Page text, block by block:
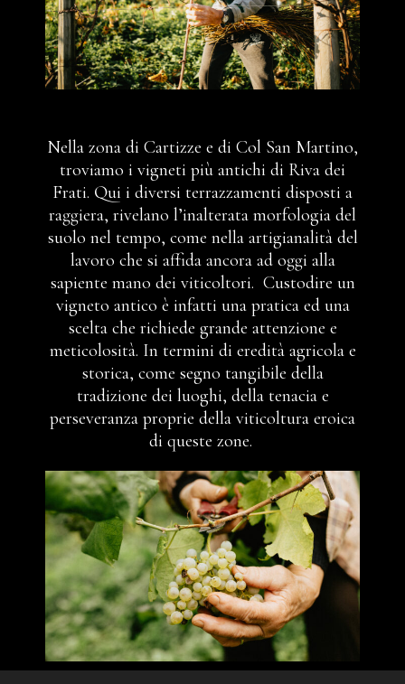
Nella zona di Cartizze e di Col San Martino,
troviamo i vigneti più antichi di Riva dei
Frati. Qui i diversi terrazzamenti disposti a
raggiera, rivelano l’inalterata morfologia del
suolo nel tempo, come nella artigianalità del
lavoro che si affida ancora ad oggi alla
sapiente mano dei viticoltori. Custodire un
vigneto antico è infatti una pratica ed una
scelta che richiede grande attenzione e
meticolosità. In termini di eredità agricola e
storica, come segno tangibile della
tradizione dei luoghi, della tenacia e
perseveranza proprie della viticoltura eroica
di queste zone.